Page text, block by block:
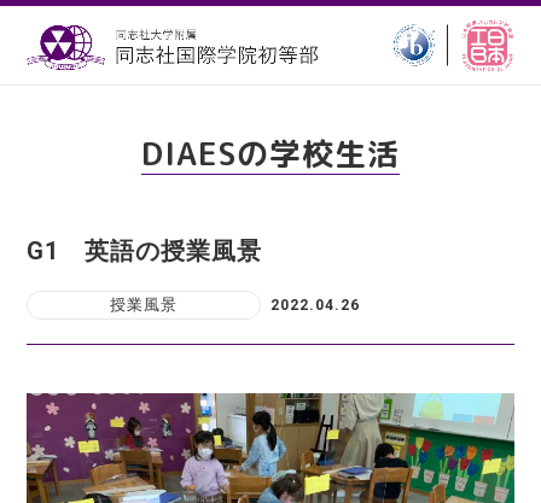
DIAESの学校生活
G1 英語の授業風景
授業風景 2022.04.26